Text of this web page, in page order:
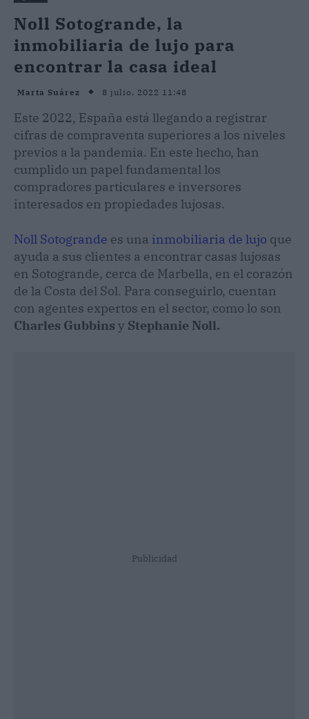
Noll Sotogrande, la
inmobiliaria de lujo para
encontrar la casa ideal
Marta Suárez 8 julio, 2022 11:48
Este 2022, España está llegando a registrar
cifras de compraventa superiores a los niveles
previos a la pandemia. En este hecho, han
cumplido un papel fundamental los
compradores particulares e inversores
interesados en propiedades lujosas.
Noll Sotogrande es una inmobiliaria de lujo que
ayuda a sus clientes a encontrar casas lujosas
en Sotogrande, cerca de Marbella, en el corazón
de la Costa del Sol. Para conseguirlo, cuentan
con agentes expertos en el sector, como lo son
Charles Gubbins y Stephanie Noll.
Publicidad